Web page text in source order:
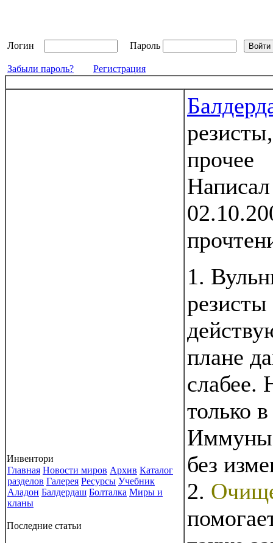
Логин Пароль
Забыли пароль? Регистрация
Инвентори
Главная Новости миров Архив Каталог
разделов Галерея Ресурсы Учебник
Аладон Балдердаш Болталка Миры и
кланы
Последние статьи
прочее
1.
резисты
плане
слабее.
только
Иммуны
без
2.